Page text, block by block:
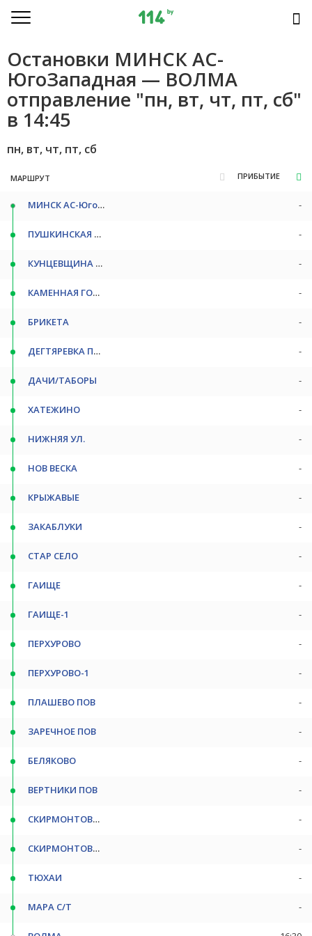
Остановки МИНСК АС-
ЮгоЗападная — ВОЛМА
отправление "пн, вт, чт, пт, сб"
в 14:45
пн, вт, чт, пт, сб
МАРШРУТ ПРИБЫТИЕ
МИНСК АС-ЮгоЗападная -
ПУШКИНСКАЯ СТ/М -
КУНЦЕВЩИНА СТ/М -
КАМЕННАЯ ГОРКА СТ/М -
БРИКЕТА -
ДЕГТЯРЕВКА ПОВ -
ДАЧИ/ТАБОРЫ -
ХАТЕЖИНО -
НИЖНЯЯ УЛ. -
НОВ ВЕСКА -
КРЫЖАВЫЕ -
ЗАКАБЛУКИ -
СТАР СЕЛО -
ГАИЩЕ -
ГАИЩЕ-1 -
ПЕРХУРОВО -
ПЕРХУРОВО-1 -
ПЛАШЕВО ПОВ -
ЗАРЕЧНОЕ ПОВ -
БЕЛЯКОВО -
ВЕРТНИКИ ПОВ -
СКИРМОНТОВО-1 -
СКИРМОНТОВО-2 -
ТЮХАИ -
МАРА С/Т -